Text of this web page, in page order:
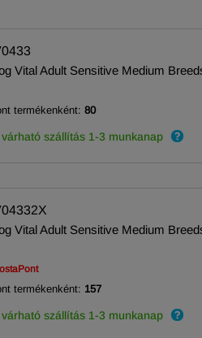
Vital Adult Sensitive Medium
termékenként: 80
szállítás 1-3 munkanap
Vital Adult Sensitive Medium
termékenként: 157
szállítás 1-3 munkanap